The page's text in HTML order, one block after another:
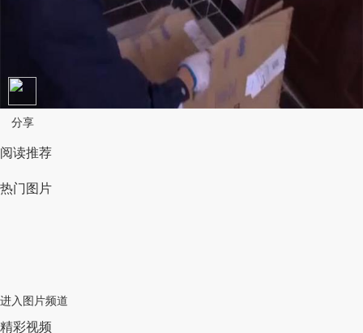
分享
阅读推荐
热门图片
进入图片频道
精彩视频